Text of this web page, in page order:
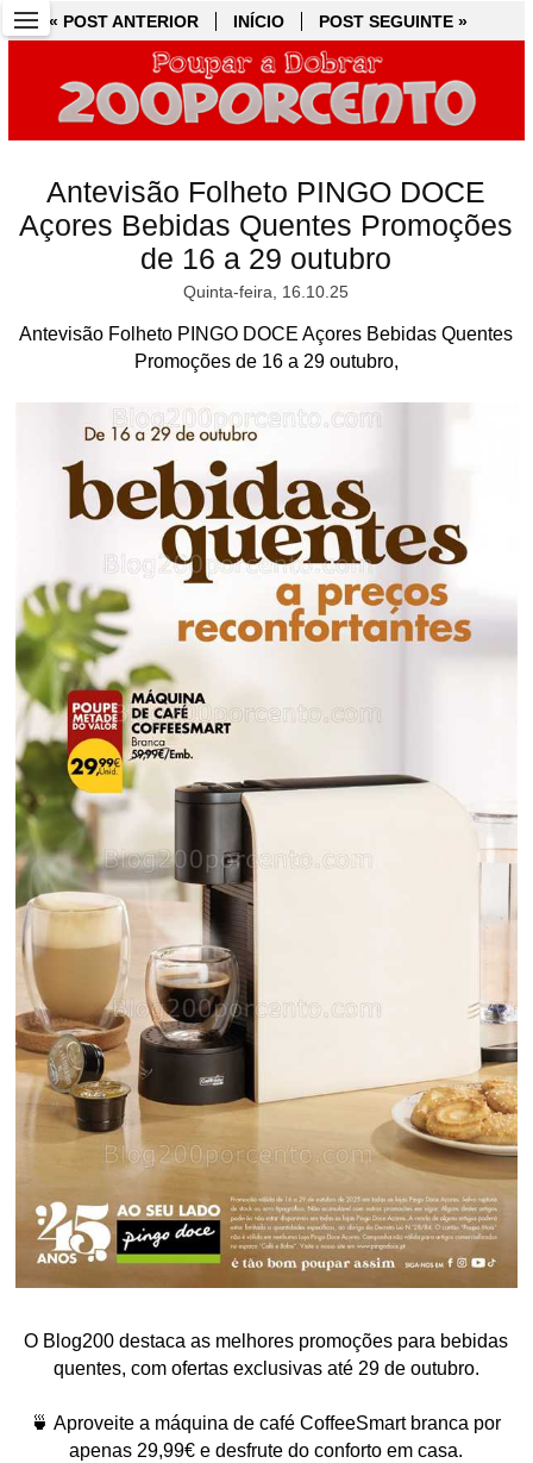
« POST ANTERIOR INÍCIO POST SEGUINTE »
Antevisão Folheto PINGO DOCE
Açores Bebidas Quentes Promoções
de 16 a 29 outubro
Quinta-feira, 16.10.25
Antevisão Folheto PINGO DOCE Açores Bebidas Quentes
Promoções de 16 a 29 outubro,
O Blog200 destaca as melhores promoções para bebidas
quentes, com ofertas exclusivas até 29 de outubro.
🍵 Aproveite a máquina de café CoffeeSmart branca por
apenas 29,99€ e desfrute do conforto em casa.
« POST ANTERIOR INÍCIO POST SEGUINTE »